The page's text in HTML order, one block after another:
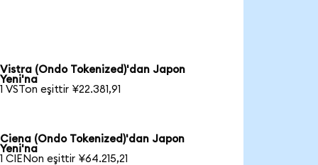
Vistra (Ondo Tokenized)'dan Japon
Yeni'na
1 VSTon eşittir ¥22.381,91
Ciena (Ondo Tokenized)'dan Japon
Yeni'na
1 CIENon eşittir ¥64.215,21